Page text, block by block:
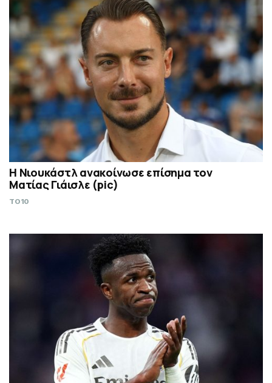
Η Νιουκάστλ ανακοίνωσε επίσημα τον
Ματίας Γιάισλε (pic)
TO10